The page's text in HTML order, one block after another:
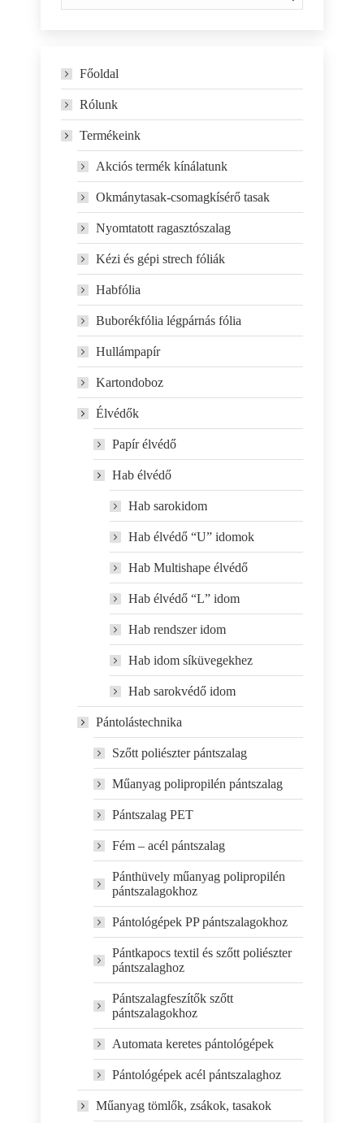
Főoldal
Rólunk
Termékeink
Akciós termék kínálatunk
Okmánytasak-csomagkísérő tasak
Nyomtatott ragasztószalag
Kézi és gépi strech fóliák
Habfólia
Buborékfólia légpárnás fólia
Hullámpapír
Kartondoboz
Élvédők
Papír élvédő
Hab élvédő
Hab sarokidom
Hab élvédő “U” idomok
Hab Multishape élvédő
Hab élvédő “L” idom
Hab rendszer idom
Hab idom síküvegekhez
Hab sarokvédő idom
Pántolástechnika
Szőtt poliészter pántszalag
Műanyag polipropilén pántszalag
Pántszalag PET
Fém – acél pántszalag
Pánthüvely műanyag polipropilén
pántszalagokhoz
Pántológépek PP pántszalagokhoz
Pántkapocs textil és szőtt poliészter
pántszalaghoz
Pántszalagfeszítők szőtt
pántszalagokhoz
Automata keretes pántológépek
Pántológépek acél pántszalaghoz
Műanyag tömlők, zsákok, tasakok